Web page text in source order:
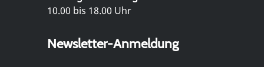
10.00 bis 18.00 Uhr
Newsletter-Anmeldung